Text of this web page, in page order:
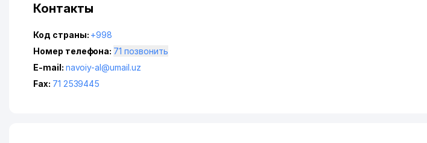
Контакты
Код страны: +998
Номер телефона:
71 позвонить
E-mail: navoiy-al@umail.uz
Fax: 71 2539445